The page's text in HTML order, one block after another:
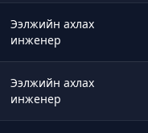
Ээлжийн ахлах
инженер
Ээлжийн ахлах
инженер